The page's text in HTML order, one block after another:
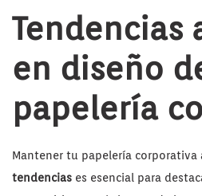
Tendencias
en diseño
papelería
Mantener tu papelería corporativa
tendencias es esencial para